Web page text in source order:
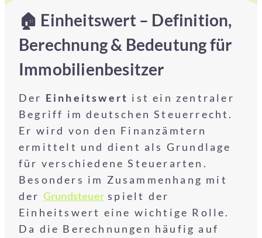
🏠 Einheitswert – Definition,
Berechnung & Bedeutung für
Immobilienbesitzer
Der Einheitswert ist ein zentraler
Begriff im deutschen Steuerrecht.
Er wird von den Finanzämtern
ermittelt und dient als Grundlage
für verschiedene Steuerarten.
Besonders im Zusammenhang mit
der Grundsteuer spielt der
Einheitswert eine wichtige Rolle.
Da die Berechnungen häufig auf